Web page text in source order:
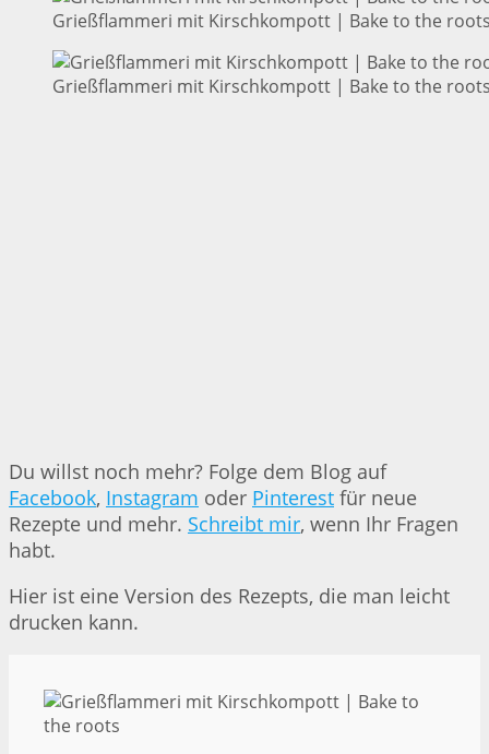
Grießflammeri mit Kirschkompott | Bake to the
Grießflammeri mit Kirschkompott | Bake to the
Du willst noch mehr? Folge dem Blog auf
Facebook, Instagram oder Pinterest für neue
Rezepte und mehr. Schreibt mir, wenn Ihr Fragen
habt.
Hier ist eine Version des Rezepts, die man leicht
drucken kann.